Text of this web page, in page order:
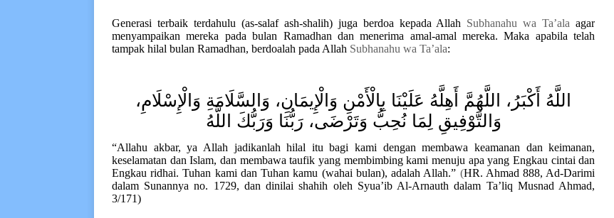
Generasi terbaik terdahulu (as-salaf ash-shalih) juga berdoa kepada Allah Subhanahu wa Ta’ala agar
menyampaikan mereka pada bulan Ramadhan dan menerima amal-amal mereka. Maka apabila telah
tampak hilal bulan Ramadhan, berdoalah pada Allah Subhanahu wa Ta’ala:
اللَّهُ أَكْبَرُ، اللَّهُمَّ أَهِلَّهُ عَلَيْنَا بِالْأَمْنِ وَالْإِيمَانِ، وَالسَّلَامَةِ وَالْإِسْلَامِ،
وَالتَّوْفِيقِ لِمَا نُحِبُّ وَتَرْضَى، رَبُّنَا وَرَبُّكَ اللَّهُ
“Allahu akbar, ya Allah jadikanlah hilal itu bagi kami dengan membawa keamanan dan keimanan,
keselamatan dan Islam, dan membawa taufik yang membimbing kami menuju apa yang Engkau cintai dan
Engkau ridhai. Tuhan kami dan Tuhan kamu (wahai bulan), adalah Allah.” (HR. Ahmad 888, Ad-Darimi
dalam Sunannya no. 1729, dan dinilai shahih oleh Syua’ib Al-Arnauth dalam Ta’liq Musnad Ahmad,
3/171)